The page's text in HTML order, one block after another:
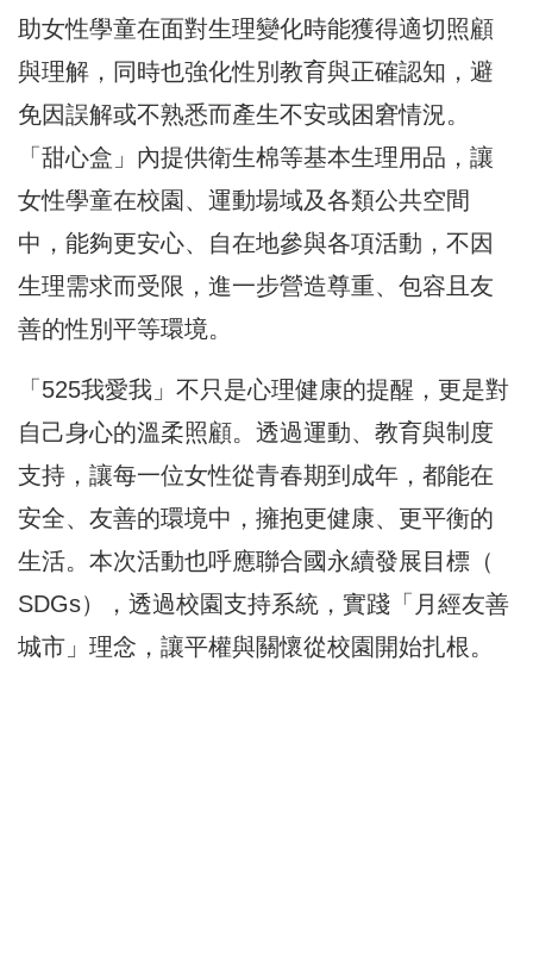
助女性學童在面對生理變化時能獲得適切照顧
與理解， 同時也強化性別教育與正確認知， 避
免因誤解或不熟悉而產生不安或困窘情況。
「甜心盒」 內提供衛生棉等基本生理用品，讓
女性學童在校園、 運動場域及各類公共空間
中，能夠更安心、自在地參與各項活動， 不因
生理需求而受限，進一步營造尊重、 包容且友
善的性別平等環境。
「525我愛我」不只是心理健康的提醒， 更是對
自己身心的溫柔照顧。透過運動、教育與制度
支持， 讓每一位女性從青春期到成年，都能在
安全、友善的環境中， 擁抱更健康、更平衡的
生活。本次活動也呼應聯合國永續發展目標（
SDGs），透過校園支持系統，實踐「月經友善
城市」理念， 讓平權與關懷從校園開始扎根。